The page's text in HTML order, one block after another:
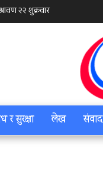
र सुरक्षा लेख संवाद